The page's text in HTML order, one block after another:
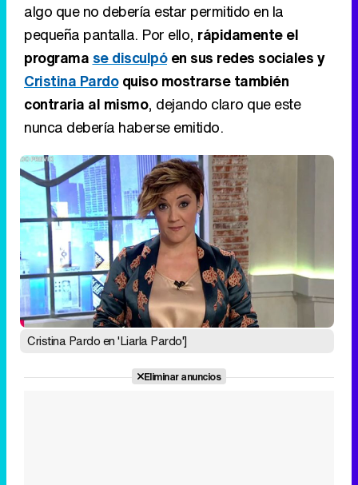
algo que no debería estar permitido en la
pequeña pantalla. Por ello, rápidamente el
programa se disculpóen sus redes sociales y
Cristina Pardoquiso mostrarse también
contraria al mismo, dejando claro que este
nunca debería haberse emitido.
Cristina Pardo en 'Liarla Pardo']
Eliminar anuncios